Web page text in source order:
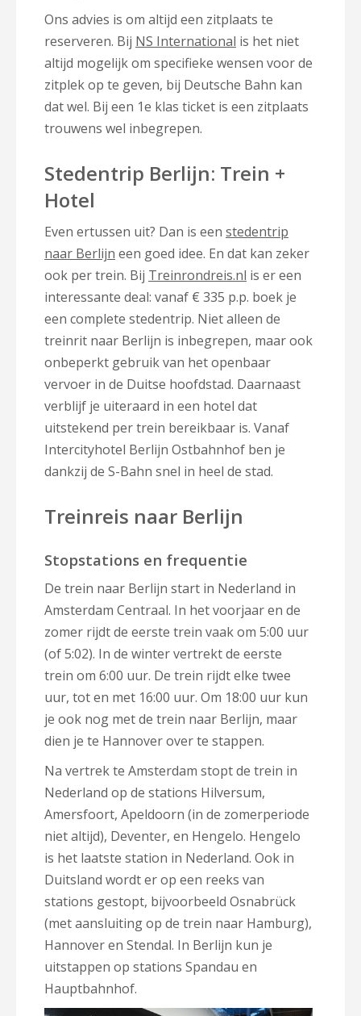
Ons advies is om altijd een zitplaats te
reserveren. Bij NS International is het niet
altijd mogelijk om specifieke wensen voor de
zitplek op te geven, bij Deutsche Bahn kan
dat wel. Bij een 1e klas ticket is een zitplaats
trouwens wel inbegrepen.
Stedentrip Berlijn: Trein +
Hotel
Even ertussen uit? Dan is een stedentrip
naar Berlijn een goed idee. En dat kan zeker
ook per trein. Bij Treinrondreis.nl is er een
interessante deal: vanaf € 335 p.p. boek je
een complete stedentrip. Niet alleen de
treinrit naar Berlijn is inbegrepen, maar ook
onbeperkt gebruik van het openbaar
vervoer in de Duitse hoofdstad. Daarnaast
verblijf je uiteraard in een hotel dat
uitstekend per trein bereikbaar is. Vanaf
Intercityhotel Berlijn Ostbahnhof ben je
dankzij de S-Bahn snel in heel de stad.
Treinreis naar Berlijn
Stopstations en frequentie
De trein naar Berlijn start in Nederland in
Amsterdam Centraal. In het voorjaar en de
zomer rijdt de eerste trein vaak om 5:00 uur
(of 5:02). In de winter vertrekt de eerste
trein om 6:00 uur. De trein rijdt elke twee
uur, tot en met 16:00 uur. Om 18:00 uur kun
je ook nog met de trein naar Berlijn, maar
dien je te Hannover over te stappen.
Na vertrek te Amsterdam stopt de trein in
Nederland op de stations Hilversum,
Amersfoort, Apeldoorn (in de zomerperiode
niet altijd), Deventer, en Hengelo. Hengelo
is het laatste station in Nederland. Ook in
Duitsland wordt er op een reeks van
stations gestopt, bijvoorbeeld Osnabrück
(met aansluiting op de trein naar Hamburg),
Hannover en Stendal. In Berlijn kun je
uitstappen op stations Spandau en
Hauptbahnhof.